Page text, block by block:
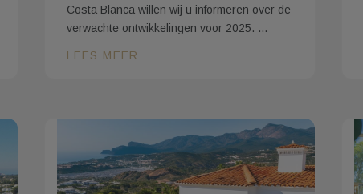
Costa Blanca willen wij u informeren over de
verwachte ontwikkelingen voor 2025. ...
LEES MEER